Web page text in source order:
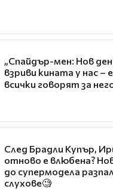
„Спайдър-мен: Нов
взриви кината у нас –
всички говорят за
След Брадли Купър,
отново е влюбена?
до супермодела
слухове🧐